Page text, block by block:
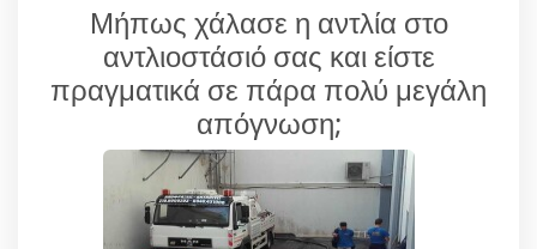
Μήπως χάλασε η αντλία στο
αντλιοστάσιό σας και είστε
πραγματικά σε πάρα πολύ μεγάλη
απόγνωση;